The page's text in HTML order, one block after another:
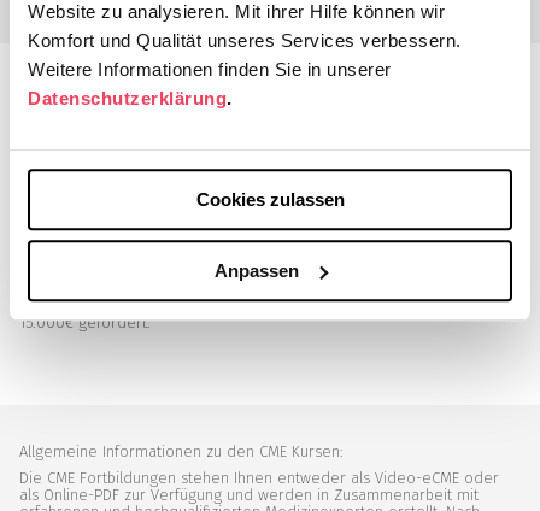
Website zu analysieren. Mit ihrer Hilfe können wir
Komfort und Qualität unseres Services verbessern.
Weitere Informationen finden Sie in unserer
Datenschutzerklärung.
Cookies zulassen
Anpassen
Fortbildungsart:Live-Seminar
Fortbildungskategorie:A
Mit freundlicher Unterstützung von: Bristol-Myers Squibb GmbH & Co.
Dieses Online Symposium wird von Bristol-Myers Squibb GmbH & Co.
Co. KG mit einem Betrag von 20.000€ und von der Amgen GmbH mit
15.000€ gefördert.
Allgemeine Informationen zu den CME Kursen:
Die CME Fortbildungen stehen Ihnen entweder als Video-eCME oder
als Online-PDF zur Verfügung und werden in Zusammenarbeit mit